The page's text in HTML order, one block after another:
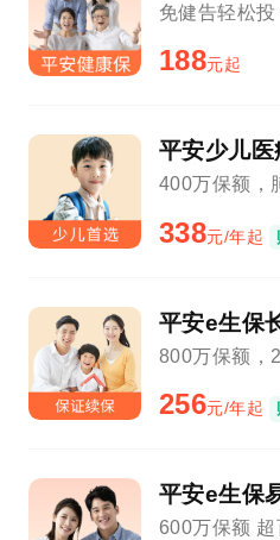
免健告轻松
188元起
平安少儿
338元/年起
平安e生保
800万保额，
256元/年起
平安e生保
600万保额